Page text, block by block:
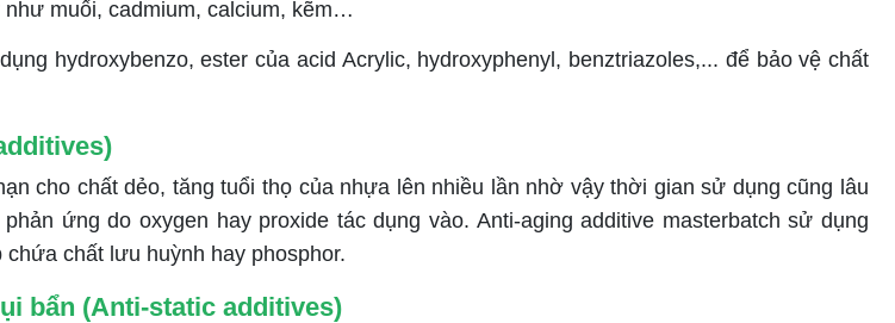
muối, cadmium, calcium, kẽm…
hydroxybenzo, ester của acid Acrylic, hydroxyphenyl, benztriazoles,... để bảo vệ chất
cho chất dẻo, tăng tuổi thọ của nhựa lên nhiều lần nhờ vậy thời gian sử dụng cũng lâu
ứng do oxygen hay proxide tác dụng vào. Anti-aging additive masterbatch sử dụng
chất lưu huỳnh hay phosphor.
bẩn (Anti-static additives)